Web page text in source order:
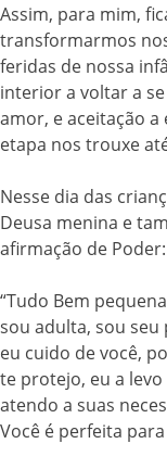
Assim, para mim,
transformarmos
feridas de nossa
interior a voltar a
amor, e aceitação a
etapa nos trouxe
Nesse dia das
Deusa menina e
afirmação de Poder:
“Tudo Bem
sou adulta, sou seu
eu cuido de você,
te protejo, eu a
atendo a suas
Você é perfeita